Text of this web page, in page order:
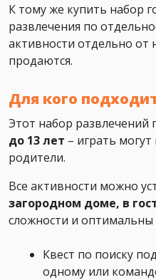
К тому же купить набор
развлечения по
активности отдельно от
продаются.
Для кого
Этот набор развлечений
до 13 лет – играть
родители.
Все активности можно
загородном доме, в
сложности и оптимальны
Квест по поиску
одному или